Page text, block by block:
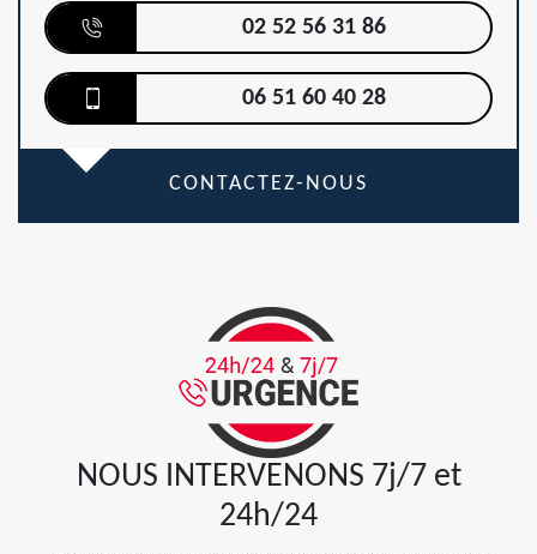
02 52 56 31 86
06 51 60 40 28
CONTACTEZ-NOUS
NOUS INTERVENONS 7j/7 et
24h/24